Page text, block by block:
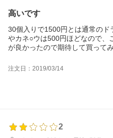
高いです
30個入りで1500円とは通常の
やカネ○ウは500円ほどなので、
が良かったので期待して買って
リピートはありません。ドラッ
注文日：2019/03/14
2